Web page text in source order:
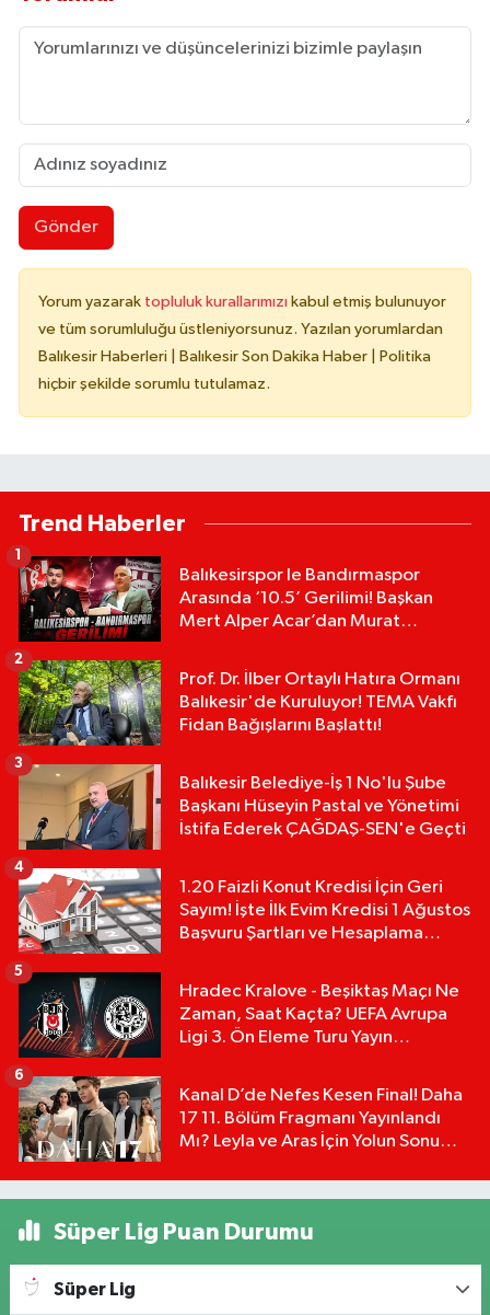
Gönder
Yorum yazarak topluluk kurallarımızı kabul etmiş bulunuyor
ve tüm sorumluluğu üstleniyorsunuz. Yazılan yorumlardan
Balıkesir Haberleri | Balıkesir Son Dakika Haber | Politika
hiçbir şekilde sorumlu tutulamaz.
Trend Haberler
Balıkesirspor le Bandırmaspor
Arasında ‘10.5’ Gerilimi! Başkan
Mert Alper Acar’dan Murat
1
Prof. Dr. İlber Ortaylı Hatıra Ormanı
Balıkesir'de Kuruluyor! TEMA Vakfı
Fidan Bağışlarını Başlattı!
2
Balıkesir Belediye-İş 1 No'lu Şube
Başkanı Hüseyin Pastal ve Yönetimi
İstifa Ederek ÇAĞDAŞ-SEN'e Geçti
3
1.20 Faizli Konut Kredisi İçin Geri
Sayım! İşte İlk Evim Kredisi 1 Ağustos
Başvuru Şartları ve Hesaplama
4
Hradec Kralove - Beşiktaş Maçı Ne
Zaman, Saat Kaçta? UEFA Avrupa
Ligi 3. Ön Eleme Turu Yayın
5
Kanal D’de Nefes Kesen Final! Daha
17 11. Bölüm Fragmanı Yayınlandı
Mı? Leyla ve Aras İçin Yolun Sonu
6
Süper Lig Puan Durumu
Süper Lig